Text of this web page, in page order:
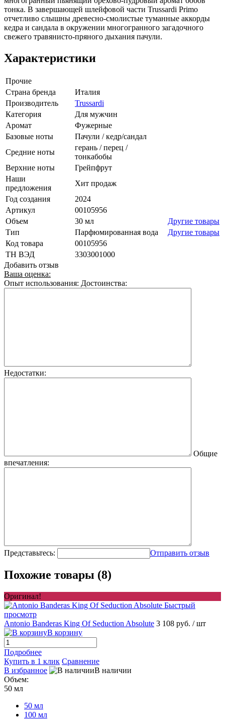
тонка. В завершающей шлейфовой части Trussardi Primo
отчетливо слышны древесно-смолистые туманные аккорды
кедра и сандала в окружении многогранного загадочного
свежего травянисто-пряного дыхания пачули.
Характеристики
Прочие
Страна бренда
Италия
Производитель
Trussardi
Категория
Для мужчин
Аромат
Фужерные
Базовые ноты
Пачули / кедр/сандал
Средние ноты
герань / перец /
тонкабобы
Верхние ноты
Грейпфрут
Наши
предложения
Хит продаж
Год создания
2024
Артикул
00105956
Объем
30 мл
Другие товары
Тип
Парфюмированная вода
Другие товары
Код товара
00105956
ТН ВЭД
3303001000
Добавить отзыв
Ваша оценка:
Опыт использования: Достоинства:
Недостатки:
Общие
впечатления:
Представьтесь: Отправить отзыв
Похожие товары (8)
Оригинал!
Быстрый
просмотр
Antonio Banderas King Of Seduction Absolute 3 108 руб. / шт
В корзину
Подробнее
Купить в 1 клик Сравнение
В избранное
В наличии
Объем:
50 мл
50 мл
100 мл